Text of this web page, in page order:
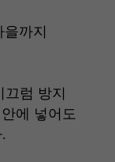
까지
럼 방지
에 넣어도